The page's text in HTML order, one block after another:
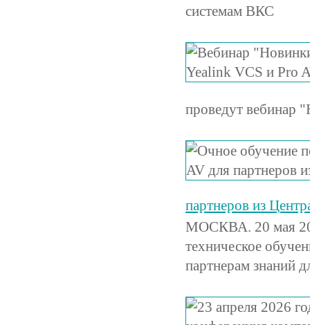
системам ВКС
проведут вебинар
партнеров из
МОСКВА. 20 мая
техническое
партнерам знаний